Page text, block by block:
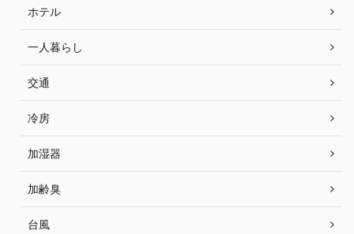
ホテル
一人暮らし
交通
冷房
加湿器
加齢臭
台風